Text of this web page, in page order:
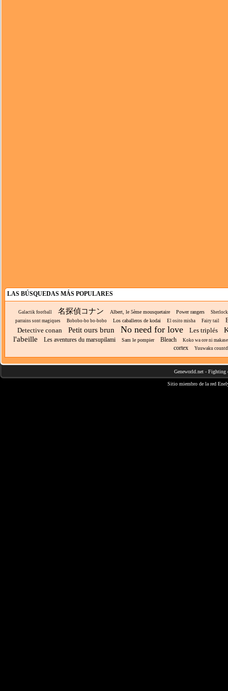
LAS BÚSQUEDAS MÁS POPULARES
Galactik football 名探偵コナン Albert, le 5ème mousquetaire Power rangers
parrains sont magiques
Bobobo-bo bo-bobo Los caballeros de kodai El osito misha Fairy tail
Detective conan Petit ours brun No need for love Les triplés
l'abeille
Les aventures du marsupilami Sam le pompier Bleach Koko wa ore ni
cortex Yuuwaku
Geneworld.net - Fighting
Sitio miembro de la red